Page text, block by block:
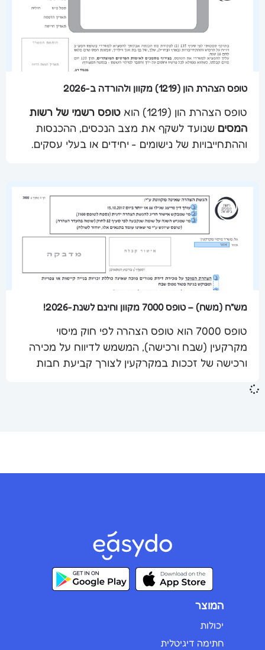
, ללא צורך בהגעה פיזית למשרדי השומה.
ניתן לבצע את כל
התהליךבקלות, במהירות ובלחיצה אחת
טופס הניכוי ועד השליחה המאובטחת לגורמים
המתאימים ✅
👇🏻מלא טופס אישור ניכוי מס במקור (806) מקוון 👇🏻
שלח מסמך
טופס הצהרת הון (1219) מקוון ולהורדה ב-2026
טופס הצהרת הון (1219) הוא
טופס רשמי של רשות
המסים שנועד לשקף את מצב הנכסים, ההכנסות
וההתחייבויות של נישומים - יחידים או בעלי עסקים.
באופן דיגיטלי ומאובטח, מבלי להגיע פיזית למשרדי
רשות המסים.
באמצעות מערכת
Easydoניתן לבצע את הליך
בקלות, במהירות ובלחיצה אחת
חותמים ושולחים אונליין ✅
שלח מסמך
מש"ח (משח) – טופס 7000 מקוון וחינם לשנת-2026!
טופס 7000 הוא טופס הצהרה לפי חוק מיסוי
מקרקעין (שבח ורכישה), המשמש לדיווח על מכירה
ורכישה של זככות במקרקעין לצורך קביעת חבות
👇שלח טופס 7000👇
המוצר
יכולות
חתימה דיגיטלית